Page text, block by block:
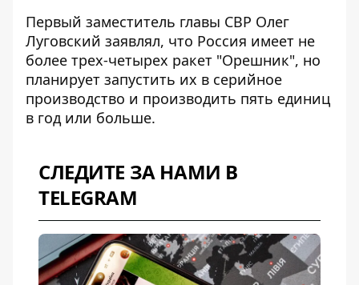
Первый заместитель главы СВР Олег
Луговский заявлял, что Россия имеет не
более трех-четырех ракет "Орешник", но
планирует запустить их в серийное
производство и производить пять единиц
в год или больше.
СЛЕДИТЕ ЗА НАМИ В
TELEGRAM